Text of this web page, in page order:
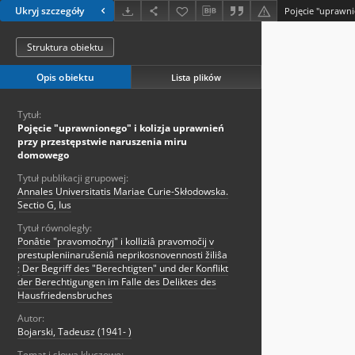
Ukryj szczegóły
Struktura obiektu
Opis obiektu Lista plików
Tytuł:
Pojęcie "uprawnionego" i kolizja uprawnień
przy przestępstwie naruszenia miru
domowego
Tytuł publikacji grupowej:
Annales Universitatis Mariae Curie-Skłodowska.
Sectio G, Ius
Tytuł równoległy:
Ponâtie "pravomočnyj" i kolliziâ pravomočij v
prestupleniinarušeniâ neprikosnovennosti žiliŝa
; Der Begriff des "Berechtigten" und der Konflikt
der Berechtigungen im Falle des Deliktes des
Hausfriedensbruches
Autor:
Bojarski, Tadeusz (1941- )